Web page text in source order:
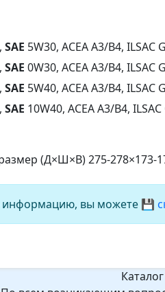
SAE 5W30, ACEA A3/B4, ILSAC
SAE 0W30, ACEA A3/B4, ILSAC
SAE 5W40, ACEA A3/B4, ILSAC
SAE 10W40, ACEA A3/B4, ILSAC
(Д×Ш×В) 275-278×173-
информацию, вы можете 💾
Каталог